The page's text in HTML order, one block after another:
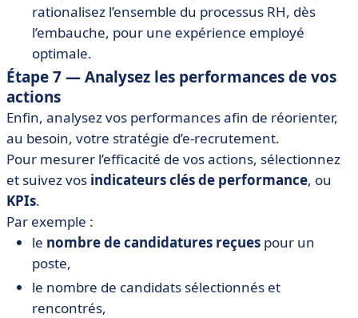
rationalisez l’ensemble du processus RH, dès
l’embauche, pour une expérience employé
optimale.
Étape 7 — Analysez les performances de vos
actions
Enfin, analysez vos performances afin de réorienter,
au besoin, votre stratégie d’e-recrutement.
Pour mesurer l’efficacité de vos actions, sélectionnez
et suivez vos indicateurs clés de performance, ou
KPIs.
Par exemple :
le nombre de candidatures reçues pour un
poste,
le nombre de candidats sélectionnés et
rencontrés,